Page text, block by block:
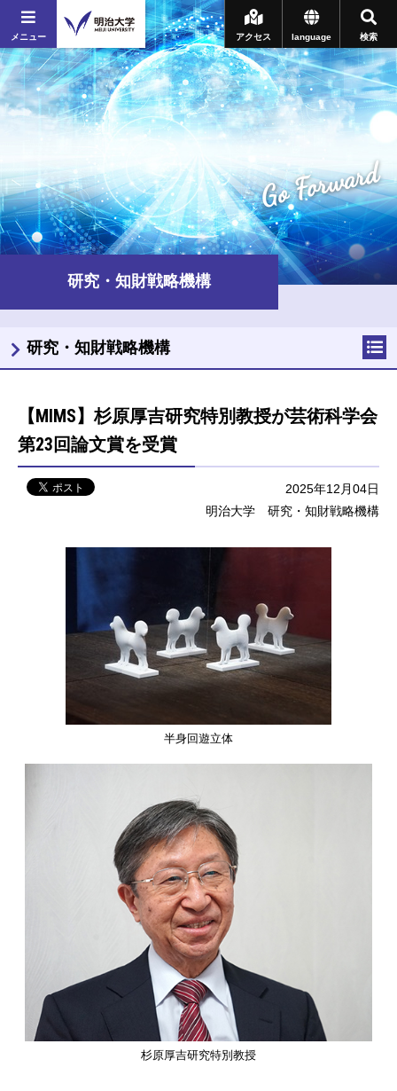
メニュー 検索
language
アクセス
Go Forward
研究・知財戦略機構
【MIMS】杉原厚吉研究特別教授が芸術科学会
第23回論文賞を受賞
2025年12月04日
明治大学 研究・知財戦略機構
半身回遊立体
杉原厚吉研究特別教授
研究・知財戦略機構